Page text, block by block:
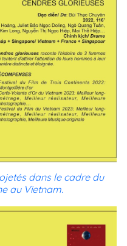
dans le cadre du
au Vietnam.